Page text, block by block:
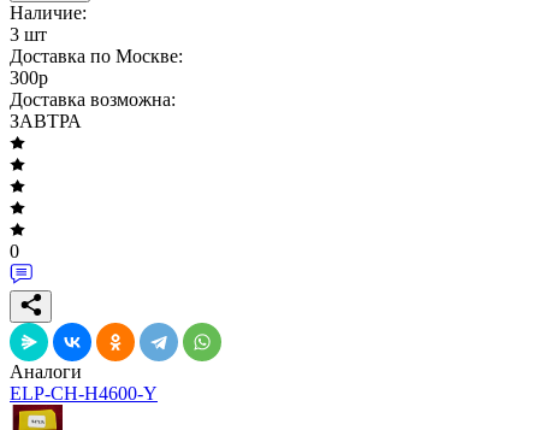
Наличие:
3 шт
Доставка по Москве:
300p
Доставка возможна:
ЗАВТРА
0
Аналоги
ELP-CH-H4600-Y